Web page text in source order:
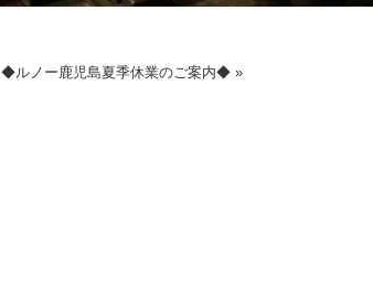
◆ルノー鹿児島夏季休業のご案内◆»